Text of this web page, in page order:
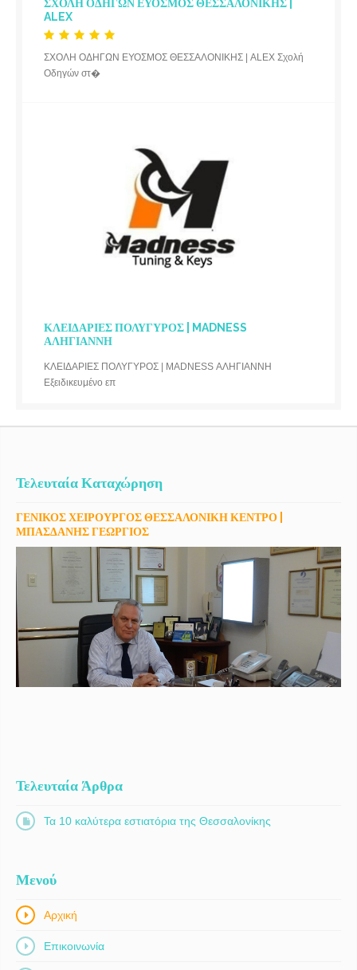
ΣΧΟΛΗ ΟΔΗΓΩΝ ΕΥΟΣΜΟΣ ΘΕΣΣΑΛΟΝΙΚΗΣ |
ALEX
ΣΧΟΛΗ ΟΔΗΓΩΝ ΕΥΟΣΜΟΣ ΘΕΣΣΑΛΟΝΙΚΗΣ | ALEX Σχολή
Οδηγών στ�
ΚΛΕΙΔΑΡΙΕΣ ΠΟΛΥΓΥΡΟΣ | MADNESS
ΑΛΗΓΙΑΝΝΗ
ΚΛΕΙΔΑΡΙΕΣ ΠΟΛΥΓΥΡΟΣ | MADNESS ΑΛΗΓΙΑΝΝΗ
Εξειδικευμένο επ
Τελευταία Καταχώρηση
ΓΕΝΙΚΟΣ ΧΕΙΡΟΥΡΓΟΣ ΘΕΣΣΑΛΟΝΙΚΗ ΚΕΝΤΡΟ |
ΜΠΑΣΔΑΝΗΣ ΓΕΩΡΓΙΟΣ
Τελευταία Άρθρα
Τα 10 καλύτερα εστιατόρια της Θεσσαλονίκης
Μενού
Αρχική
Επικοινωνία